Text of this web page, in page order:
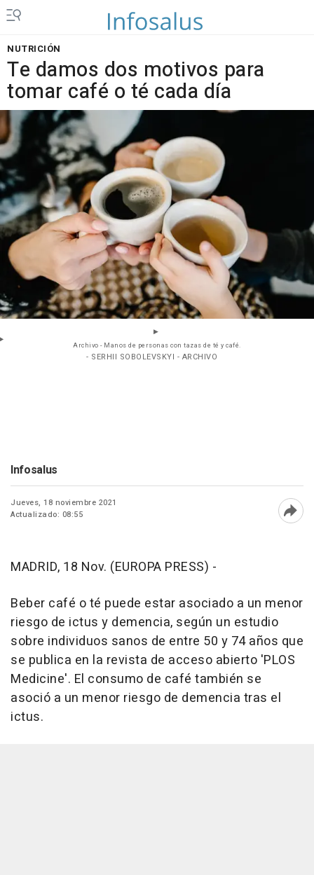
NUTRICIÓN
Te damos dos motivos para
tomar café o té cada día
Archivo - Manos de personas con tazas de té y café.
- SERHII SOBOLEVSKYI - ARCHIVO
Infosalus
Jueves, 18 noviembre 2021
Actualizado: 08:55
MADRID, 18 Nov. (EUROPA PRESS) -
Beber café o té puede estar asociado a un menor
riesgo de ictus y demencia, según un estudio
sobre individuos sanos de entre 50 y 74 años que
se publica en la revista de acceso abierto 'PLOS
Medicine'. El consumo de café también se
asoció a un menor riesgo de demencia tras el
ictus.